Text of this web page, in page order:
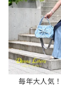
毎年大人気